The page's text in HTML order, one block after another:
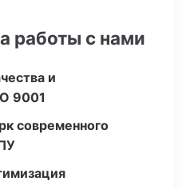
работы с нами
и
9001
современного